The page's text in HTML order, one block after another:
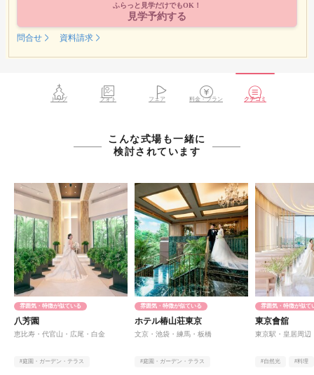
ふらっと見学だけでもOK！
見学予約する
問合せ 資料請求
トップ フォト フェア 料金・プラン クチコミ
こんな式場も一緒に
検討されています
雰囲気・特徴が似ている
八芳園
恵比寿・代官山・広尾・白金
#庭園・ガーデン・テラス
雰囲気・特徴が似ている
ホテル椿山荘東京
文京・池袋・練馬・板橋
#庭園・ガーデン・テラス
雰囲気・特徴が似て
東京會舘
東京駅・皇居周辺
#自然光
#料理